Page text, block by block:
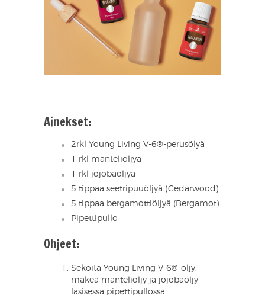
Ainekset:
2rkl Young Living V-6®-perusölyä
1 rkl manteliöljyä
1 rkl jojobaöljyä
5 tippaa seetripuuöljyä (Cedarwood)
5 tippaa bergamottiöljyä (Bergamot)
Pipettipullo
Ohjeet:
Sekoita Young Living V-6®-öljy,
makea manteliöljy ja jojobaöljy
lasisessa pipettipullossa.